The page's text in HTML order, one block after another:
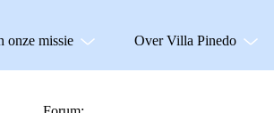
onze missie Over Villa Pinedo